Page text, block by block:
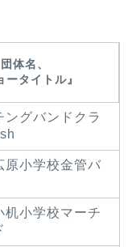
団体名、
ータイトル』
ングバンドクラ
原小学校金管バ
机小学校マーチ